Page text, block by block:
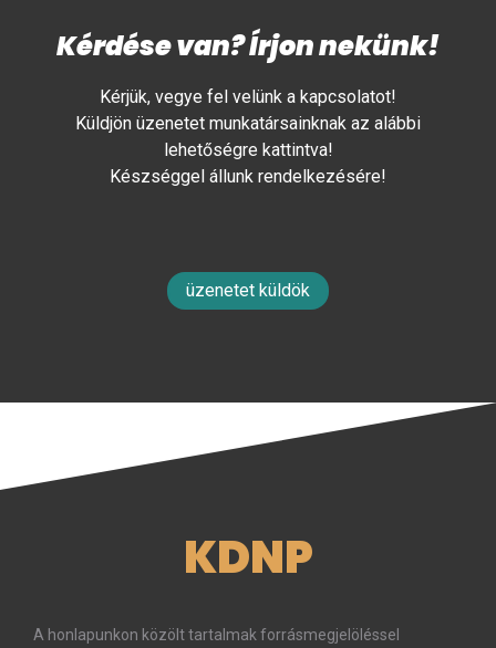
Kérdése van? Írjon nekünk!
Kérjük, vegye fel velünk a kapcsolatot!
Küldjön üzenetet munkatársainknak az alábbi
lehetőségre kattintva!
Készséggel állunk rendelkezésére!
üzenetet küldök
KDNP
A honlapunkon közölt tartalmak forrásmegjelöléssel